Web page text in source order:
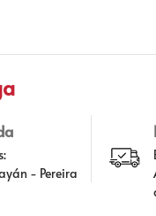
- Pereira